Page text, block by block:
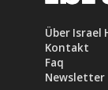
Über Israel
Kontakt
Faq
Newsletter